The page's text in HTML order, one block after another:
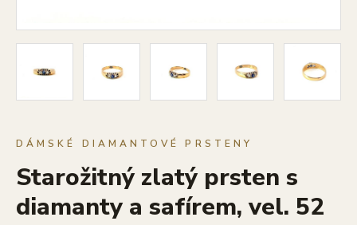
DÁMSKÉ DIAMANTOVÉ PRSTENY
Starožitný zlatý prsten s
diamanty a safírem, vel. 52